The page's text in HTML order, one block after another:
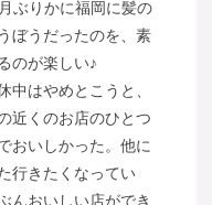
ぶりかに福岡に髪の
ぼうだったのを、素
のが楽しい♪
中はやめとこうと、
近くのお店のひとつ
おいしかった。他に
行きたくなってい
んおいしい店ができ